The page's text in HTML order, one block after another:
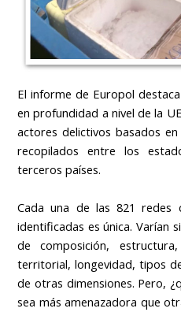
El informe de Europol
en profundidad a nivel de la
actores delictivos basados
recopilados entre los
terceros países.
Cada una de las 821 redes
identificadas es única. Varían
de composición,
territorial, longevidad, tipos
de otras dimensiones. Pero,
sea más amenazadora que